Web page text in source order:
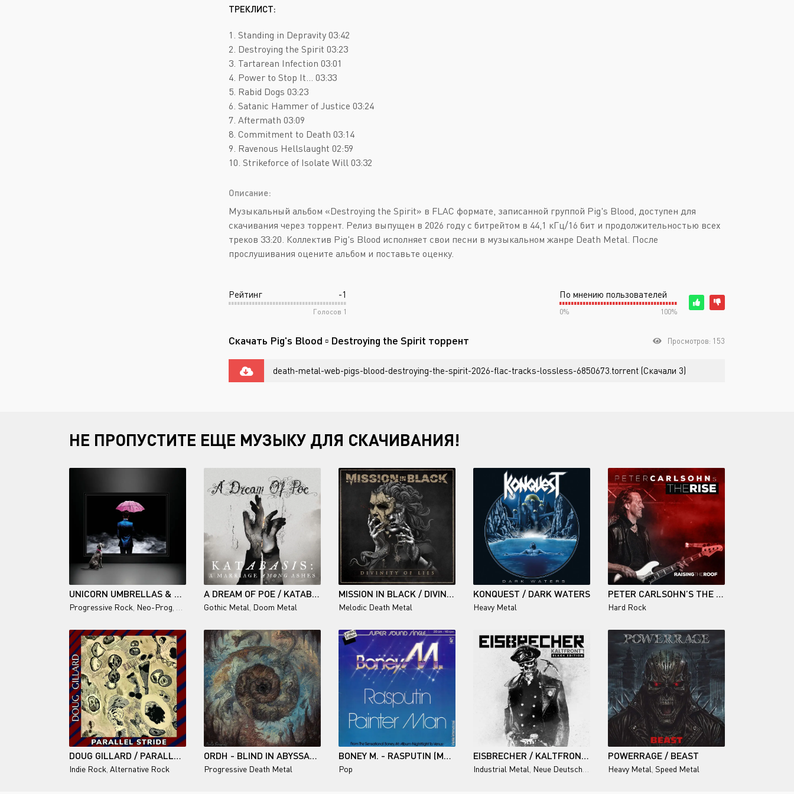
Doom Metal
Folk Metal
Gothic Metal
Groove Metal
Heavy Metal
Melodic Death Metal
ТРЕКЛИСТ:
1. Standing in Depravity 03:42
2. Destroying the Spirit 03:23
3. Tartarean Infection 03:01
4. Power to Stop It... 03:33
5. Rabid Dogs 03:23
6. Satanic Hammer of Justice 03:24
7. Aftermath 03:09
8. Commitment to Death 03:14
9. Ravenous Hellslaught 02:59
10. Strikeforce of Isolate Will 03:32
Описание:
Музыкальный альбом «Destroying the Spirit» в FLAC формате, записанной группой Pig's Blood, доступен для
скачивания через торрент. Релиз выпущен в 2026 году с битрейтом в 44,1 кГц/16 бит и продолжительностью всех
треков 33:20. Коллектив Pig's Blood исполняет свои песни в музыкальном жанре Death Metal. После
прослушивания оцените альбом и поставьте оценку.
Рейтинг -1
Голосов 1
По мнению пользователей
0% 100%
Скачать Pig's Blood ▫ Destroying the Spirit торрент Просмотров: 153
death-metal-web-pigs-blood-destroying-the-spirit-2026-flac-tracks-lossless-6850673.torrent (Скачали 3)
НЕ ПРОПУСТИТЕ ЕЩЕ МУЗЫКУ ДЛЯ СКАЧИВАНИЯ!
UNICORN UMBRELLAS & MICHAEL SADLER / EVERY PICTURE TELLS A STORY
Progressive Rock Neo-Prog Melodic Rock
A DREAM OF POE / KATABASIS: A MARRIAGE AMONG ASHES
Gothic Metal Doom Metal
MISSION IN BLACK / DIVINITY OF LIES
Melodic Death Metal
KONQUEST / DARK WATERS
Heavy Metal
PETER CARLSOHN’S THE RISE / RAISING THE ROOF
Hard Rock
DOUG GILLARD / PARALLEL STRIDE
Indie Rock Alternative Rock
ORDH - BLIND IN ABYSSAL REALMS
Progressive Death Metal
BONEY M. - RASPUTIN (MAXI-SINGLE) - 1978
Pop
EISBRECHER / KALTFRONT°! (BLACK EDITION) 2025/2026
Industrial Metal Neue Deutsche Härte
POWERRAGE / BEAST
Heavy Metal Speed Metal